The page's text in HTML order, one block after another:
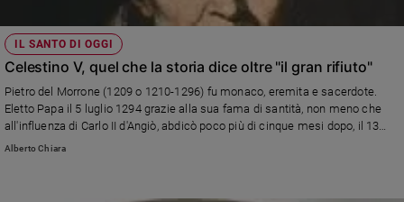
IL SANTO DI OGGI
Celestino V, quel che la storia dice oltre "il gran rifiuto"
Pietro del Morrone (1209 o 1210-1296) fu monaco, eremita e sacerdote.
Eletto Papa il 5 luglio 1294 grazie alla sua fama di santità, non meno che
all'influenza di Carlo II d'Angiò, abdicò poco più di cinque mesi dopo, il 13
dicembre. Fu il sesto Pontefice a fare un passo indietro. Prima di lui
Alberto Chiara